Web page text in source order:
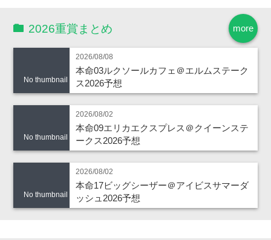
more
2026重賞まとめ
No thumbnail
2026/08/08
本命03ルクソールカフェ＠エルムステーク
ス2026予想
No thumbnail
2026/08/02
本命09エリカエクスプレス＠クイーンステ
ークス2026予想
No thumbnail
2026/08/02
本命17ビッグシーザー＠アイビスサマーダ
ッシュ2026予想